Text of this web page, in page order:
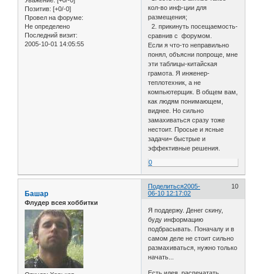
Позитив: [+0/-0]
Провел на форуме:
Не определено
Последний визит:
2005-10-01 14:05:55
кол-во инф-ции для
размещения;
2. прикинуть посещаемость-
сравнив с форумом.
Если я что-то неправильно
понял, объясни попроще, мне
эти таблицы-китайская
грамота. Я инженер-
теплотехник, а не
компьютерщик. В общем вам,
как людям понимающем,
виднее. Но сильно
замахиваться сразу тоже
нестоит. Просые и ясные
задачи= быстрые и
эффективные решения.
0
Поделиться 10
2005-
06-10 12:17:02
Башар
Флудер всея хоббитки
Я поддержу. Денег скину,
буду информацию
подбрасывать. Поначалу и в
самом деле не стоит сильно
размахиваться, нужно только
начать...